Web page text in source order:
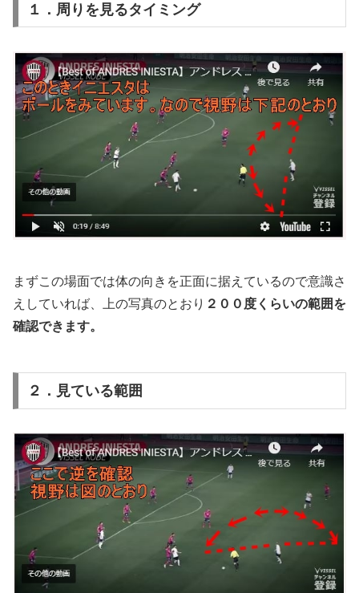
１．周りを見るタイミング
まずこの場面では体の向きを正面に据えているので意識さ
えしていれば、上の写真のとおり ２００度くらいの範囲を
確認できます。
２．見ている範囲